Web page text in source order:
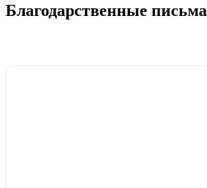
Благодарственные письма